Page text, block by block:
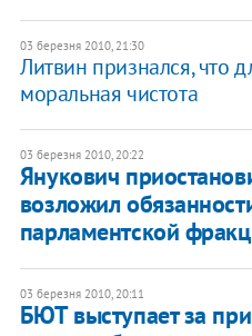
03 березня 2010, 21:30
Литвин признался, что
моральная чистота
03 березня 2010, 20:22
Янукович
возложил
парламентской
03 березня 2010, 20:11
БЮТ выступает за